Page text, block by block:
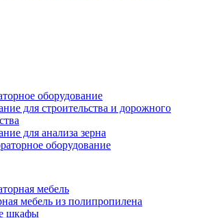
оборудование
для строительства и дорожного
для анализа зерна
оборудование
мебель
мебель из полипропилена
шкафы